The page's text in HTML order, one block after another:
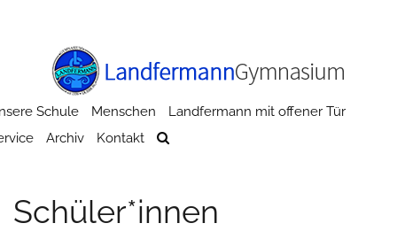
Schule Menschen
Landfermann mit offener Tür
Archiv Kontakt
Schüler*innen